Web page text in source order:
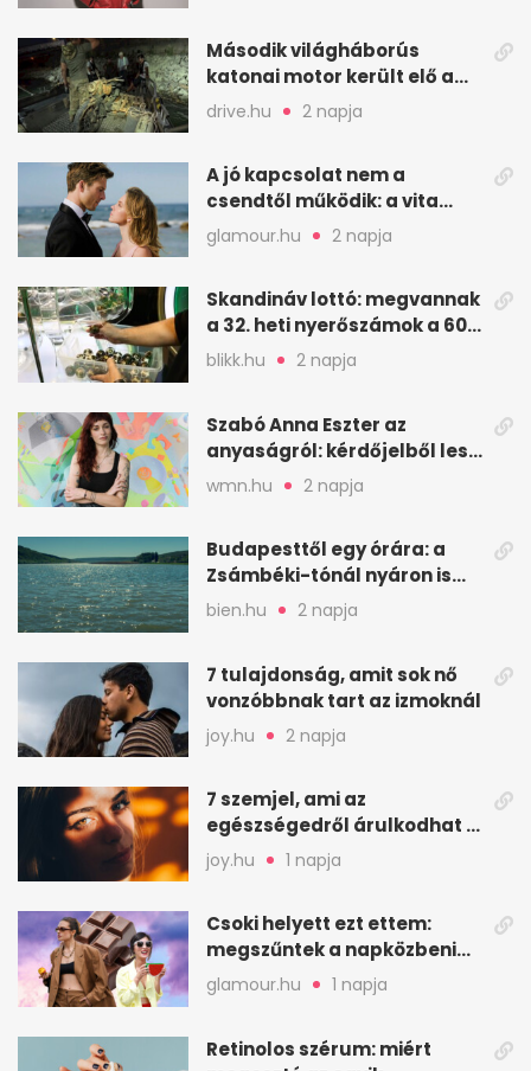
Második világháborús
katonai motor került elő a
Dunából a Batthyány térnél
drive.hu 2 napja
A jó kapcsolat nem a
csendtől működik: a vita
néha egészséges jel
glamour.hu 2 napja
Skandináv lottó: megvannak
a 32. heti nyerőszámok a 600
milliós játékhoz
blikk.hu 2 napja
Szabó Anna Eszter az
anyaságról: kérdőjelből lesz
valaha felkiáltójel?
wmn.hu 2 napja
Budapesttől egy órára: a
Zsámbéki-tónál nyáron is
van hely
bien.hu 2 napja
7 tulajdonság, amit sok nő
vonzóbbnak tart az izmoknál
joy.hu 2 napja
7 szemjel, ami az
egészségedről árulkodhat –
erre figyelj oda
joy.hu 1 napja
Csoki helyett ezt ettem:
megszűntek a napközbeni
nassolási rohamok
glamour.hu 1 napja
Retinolos szérum: miért